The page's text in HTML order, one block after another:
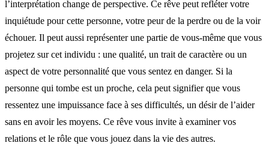
l’interprétation change de perspective. Ce rêve peut refléter votre
inquiétude pour cette personne, votre peur de la perdre ou de la voir
échouer. Il peut aussi représenter une partie de vous-même que vous
projetez sur cet individu : une qualité, un trait de caractère ou un
aspect de votre personnalité que vous sentez en danger. Si la
personne qui tombe est un proche, cela peut signifier que vous
ressentez une impuissance face à ses difficultés, un désir de l’aider
sans en avoir les moyens. Ce rêve vous invite à examiner vos
relations et le rôle que vous jouez dans la vie des autres.